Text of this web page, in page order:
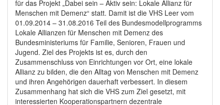
für das Projekt „Dabei sein – Aktiv sein: Lokale Allianz für
Menschen mit Demenz“ statt. Damit ist die VHS Leer vom
01.09.2014 – 31.08.2016 Teil des Bundesmodellprogramms
Lokale Allianzen für Menschen mit Demenz des
Bundesministeriums für Familie, Senioren, Frauen und
Jugend. Ziel des Projekts ist es, durch den
Zusammenschluss von Einrichtungen vor Ort, eine lokale
Allianz zu bilden, die den Alltag von Menschen mit Demenz
und ihren Angehörigen dauerhaft verbessert. In diesem
Zusammenhang hat sich die VHS zum Ziel gesetzt, mit
interessierten Kooperationspartnern dezentrale